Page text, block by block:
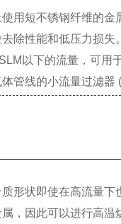
用短不锈钢纤维的金
除性能和低压力损失。
以下的流量，可用
管线的小流量过滤器
形状即使在高流量下
，因此可以进行高温